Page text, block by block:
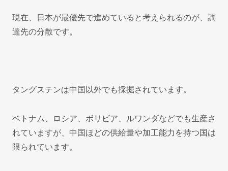
現在、日本が最優先で進めていると考えられるのが、調
達先の分散です。
タングステンは中国以外でも採掘されています。
ベトナム、ロシア、ボリビア、ルワンダなどでも生産さ
れていますが、中国ほどの供給量や加工能力を持つ国は
限られています。